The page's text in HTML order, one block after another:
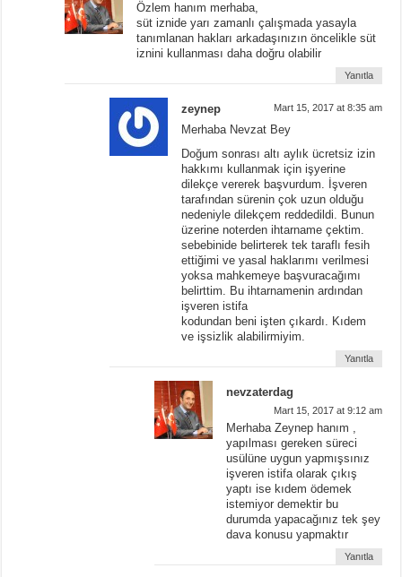
Özlem hanım merhaba,
süt iznide yarı zamanlı çalışmada yasayla
tanımlanan hakları arkadaşınızın öncelikle süt
iznini kullanması daha doğru olabilir
Yanıtla
zeynep Mart 15, 2017 at 8:35 am
Merhaba Nevzat Bey
Doğum sonrası altı aylık ücretsiz izin
hakkımı kullanmak için işyerine
dilekçe vererek başvurdum. İşveren
tarafından sürenin çok uzun olduğu
nedeniyle dilekçem reddedildi. Bunun
üzerine noterden ihtarname çektim.
sebebinide belirterek tek taraflı fesih
ettiğimi ve yasal haklarımı verilmesi
yoksa mahkemeye başvuracağımı
belirttim. Bu ihtarnamenin ardından
işveren istifa
kodundan beni işten çıkardı. Kıdem
ve işsizlik alabilirmiyim.
Yanıtla
nevzaterdag
Mart 15, 2017 at 9:12 am
Merhaba Zeynep hanım ,
yapılması gereken süreci
usülüne uygun yapmışsınız
işveren istifa olarak çıkış
yaptı ise kıdem ödemek
istemiyor demektir bu
durumda yapacağınız tek şey
dava konusu yapmaktır
Yanıtla